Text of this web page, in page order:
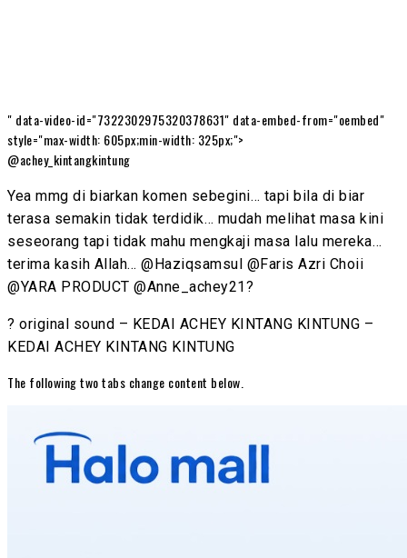
" data-video-id="7322302975320378631" data-embed-from="oembed"
style="max-width: 605px;min-width: 325px;">
@achey_kintangkintung
Yea mmg di biarkan komen sebegini… tapi bila di biar
terasa semakin tidak terdidik… mudah melihat masa kini
seseorang tapi tidak mahu mengkaji masa lalu mereka…
terima kasih Allah… @Haziqsamsul @Faris Azri Choii
@YARA PRODUCT @Anne_achey21?
? original sound – KEDAI ACHEY KINTANG KINTUNG –
KEDAI ACHEY KINTANG KINTUNG
The following two tabs change content below.